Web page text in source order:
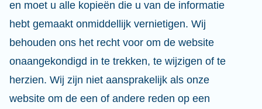
en moet u alle kopieën die u van de informatie
hebt gemaakt onmiddellijk vernietigen. Wij
behouden ons het recht voor om de website
onaangekondigd in te trekken, te wijzigen of te
herzien. Wij zijn niet aansprakelijk als onze
website om de een of andere reden op een